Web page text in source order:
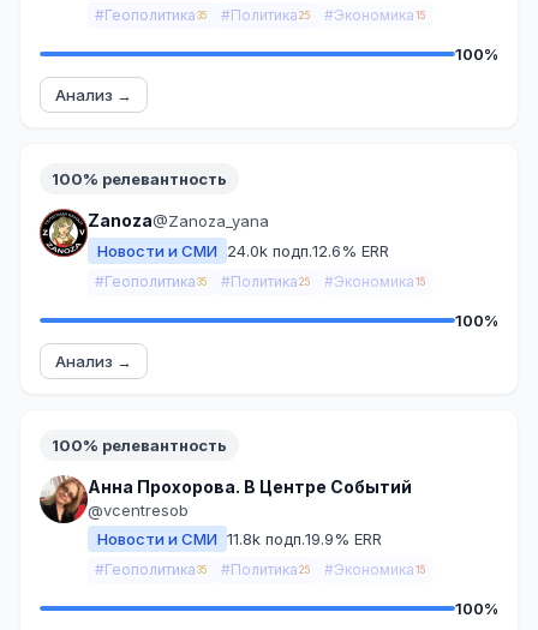
#Геополитика 35 #Политика 25 #Экономика 15
100%
Анализ →
100% релевантность
Zanoza@Zanoza_yana
Новости и СМИ
24.0k подп.12.6% ERR
#Геополитика 35 #Политика 25 #Экономика 15
100%
Анализ →
100% релевантность
Анна Прохорова. В Центре Событий
@vcentresob
Новости и СМИ 11.8k подп.19.9% ERR
#Геополитика 35 #Политика 25 #Экономика 15
100%